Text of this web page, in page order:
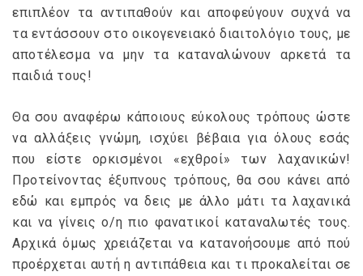
επιπλέον τα αντιπαθούν και αποφεύγουν συχνά να
τα εντάσσουν στο οικογενειακό διαιτολόγιο τους, με
αποτέλεσμα να μην τα καταναλώνουν αρκετά τα
παιδιά τους!
Θα σου αναφέρω κάποιους εύκολους τρόπους ώστε
να αλλάξεις γνώμη, ισχύει βέβαια για όλους εσάς
που είστε ορκισμένοι «εχθροί» των λαχανικών!
Προτείνοντας έξυπνους τρόπους, θα σου κάνει από
εδώ και εμπρός να δεις με άλλο μάτι τα λαχανικά
και να γίνεις ο/η πιο φανατικοί καταναλωτές τους.
Αρχικά όμως χρειάζεται να κατανοήσουμε από πού
προέρχεται αυτή η αντιπάθεια και τι προκαλείται σε